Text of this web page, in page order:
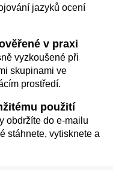
jazyků ocení
v praxi
vyzkoušené při
skupinami ve
prostředí.
použití
obdržíte do e-mailu
stáhnete, vytisknete a